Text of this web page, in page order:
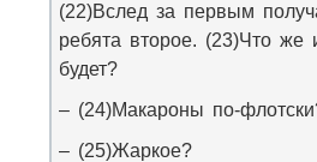
(22)Вслед за первым
ребята второе. (23)Что же
будет?
– (24)Макароны по-
– (25)Жаркое?